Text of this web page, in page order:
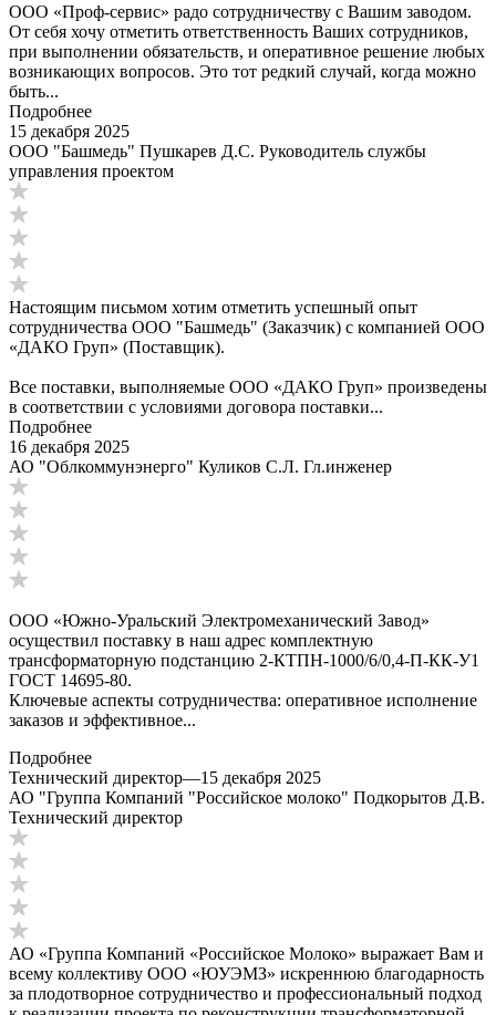
ООО «Проф-сервис» радо сотрудничеству с Вашим заводом.
От себя хочу отметить ответственность Ваших сотрудников,
при выполнении обязательств, и оперативное решение любых
возникающих вопросов. Это тот редкий случай, когда можно
быть...
Подробнее
15 декабря 2025
ООО "Башмедь" Пушкарев Д.С. Руководитель службы
управления проектом
Настоящим письмом хотим отметить успешный опыт
сотрудничества ООО "Башмедь" (Заказчик) с компанией ООО
«ДАКО Груп» (Поставщик).
Все поставки, выполняемые ООО «ДАКО Груп» произведены
в соответствии с условиями договора поставки...
Подробнее
16 декабря 2025
АО "Облкоммунэнерго" Куликов С.Л. Гл.инженер
ООО «Южно-Уральский Электромеханический Завод»
осуществил поставку в наш адрес комплектную
трансформаторную подстанцию 2-КТПН-1000/6/0,4-П-КК-У1
ГОСТ 14695-80.
Ключевые аспекты сотрудничества: оперативное исполнение
заказов и эффективное...
Подробнее
Технический директор—15 декабря 2025
АО "Группа Компаний "Российское молоко" Подкорытов Д.В.
Технический директор
АО «Группа Компаний «Российское Молоко» выражает Вам и
всему коллективу ООО «ЮУЭМЗ» искреннюю благодарность
за плодотворное сотрудничество и профессиональный подход